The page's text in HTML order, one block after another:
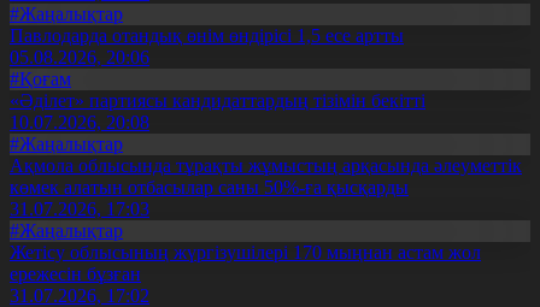
#Жаңалықтар
Павлодарда отандық өнім өндірісі 1,5 есе артты
05.08.2026, 20:06
#Қоғам
«Әділет» партиясы кандидаттардың тізімін бекітті
10.07.2026, 20:08
#Жаңалықтар
Ақмола облысында тұрақты жұмыстың арқасында әлеуметтік
көмек алатын отбасылар саны 50%-ға қысқарды
31.07.2026, 17:03
#Жаңалықтар
Жетісу облысының жүргізушілері 170 мыңнан астам жол
ережесін бұзған
31.07.2026, 17:02